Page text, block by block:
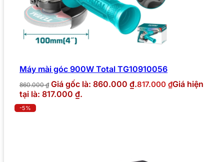
Máy mài góc 900W Total TG10910056
860.000₫ Giá gốc là: 860.000 ₫.817.000 ₫Giá hiện
tại là: 817.000 ₫.
-5%